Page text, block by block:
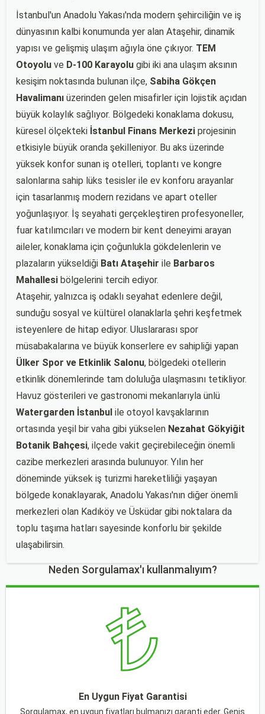
İstanbul'un Anadolu Yakası'nda modern şehirciliğin ve iş
dünyasının kalbi konumunda yer alan Ataşehir, dinamik
yapısı ve gelişmiş ulaşım ağıyla öne çıkıyor. TEM
Otoyolu ve D-100 Karayolu gibi iki ana ulaşım aksının
kesişim noktasında bulunan ilçe, Sabiha Gökçen
Havalimanı üzerinden gelen misafirler için lojistik açıdan
büyük kolaylık sağlıyor. Bölgedeki konaklama dokusu,
küresel ölçekteki İstanbul Finans Merkezi projesinin
etkisiyle büyük oranda şekilleniyor. Bu aks üzerinde
yüksek konfor sunan iş otelleri, toplantı ve kongre
salonlarına sahip lüks tesisler ile ev konforu arayanlar
için tasarlanmış modern rezidans ve apart oteller
yoğunlaşıyor. İş seyahati gerçekleştiren profesyoneller,
fuar katılımcıları ve modern bir kent deneyimi arayan
aileler, konaklama için çoğunlukla gökdelenlerin ve
plazaların yükseldiği Batı Ataşehir ile Barbaros
Mahallesi bölgelerini tercih ediyor.
Ataşehir, yalnızca iş odaklı seyahat edenlere değil,
sunduğu sosyal ve kültürel olanaklarla şehri keşfetmek
isteyenlere de hitap ediyor. Uluslararası spor
müsabakalarına ve büyük konserlere ev sahipliği yapan
Ülker Spor ve Etkinlik Salonu, bölgedeki otellerin
etkinlik dönemlerinde tam doluluğa ulaşmasını tetikliyor.
Havuz gösterileri ve gastronomi mekanlarıyla ünlü
Watergarden İstanbul ile otoyol kavşaklarının
ortasında yeşil bir vaha gibi yükselen Nezahat Gökyiğit
Botanik Bahçesi, ilçede vakit geçirebileceğin önemli
cazibe merkezleri arasında bulunuyor. Yılın her
döneminde yüksek iş turizmi hareketliliği yaşayan
bölgede konaklayarak, Anadolu Yakası'nın diğer önemli
merkezleri olan Kadıköy ve Üsküdar gibi noktalara da
toplu taşıma hatları sayesinde konforlu bir şekilde
ulaşabilirsin.
Neden Sorgulamax'ı kullanmalıyım?
En Uygun Fiyat Garantisi
Sorgulamax, en uygun fiyatları bulmanızı garanti eder. Geniş